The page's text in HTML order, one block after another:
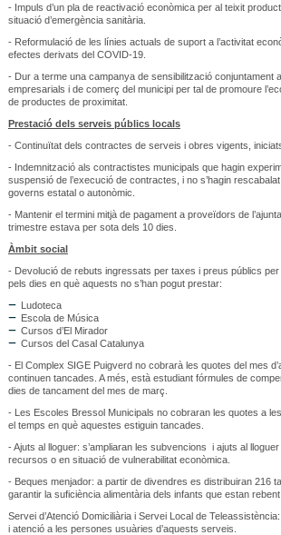
- Impuls d’un pla de reactivació econòmica per al teixit
situació d’emergència sanitària.
- Reformulació de les línies actuals de suport a l’activitat
efectes derivats del COVID-19.
- Dur a terme una campanya de sensibilització conjuntament
empresarials i de comerç del municipi per tal de promoure
de productes de proximitat.
Prestació dels serveis públics locals
- Continuïtat dels contractes de serveis i obres vigents,
- Indemnització als contractistes municipals que hagin
suspensió de l’execució de contractes, i no s’hagin
governs estatal o autonòmic.
- Mantenir el termini mitjà de pagament a proveïdors de
trimestre estava per sota dels 10 dies.
Àmbit social
- Devolució de rebuts ingressats per taxes i preus públics per
pels dies en què aquests no s’han pogut prestar:
Ludoteca
Escola de Música
Cursos d’El Mirador
Cursos del Casal Catalunya
- El Complex SIGE Puigverd no cobrarà les quotes del mes
continuen tancades. A més, està estudiant fórmules de
dies de tancament del mes de març.
- Les Escoles Bressol Municipals no cobraran les quotes a
el temps en què aquestes estiguin tancades.
- Ajuts al lloguer: s’ampliaran les subvencions i ajuts al
recursos o en situació de vulnerabilitat econòmica.
- Beques menjador: a partir de divendres es distribuiran 216
garantir la suficiència alimentària dels infants que estan rebent
Servei d’Atenció Domiciliària i Servei Local de
i atenció a les persones usuàries d’aquests serveis.